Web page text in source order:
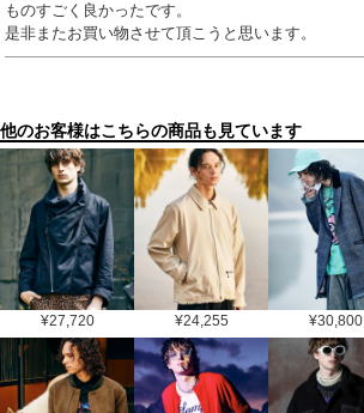
ものすごく良かったです。
是非またお買い物させて頂こうと思います。
他のお客様はこちらの商品も見ています
¥27,720 ¥24,255 ¥30,800